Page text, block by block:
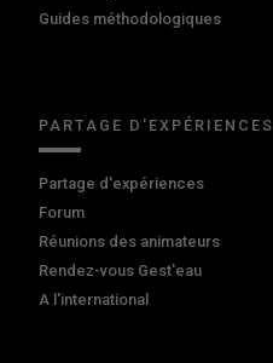
Guides méthodologiques
PARTAGE D'EXPÉRIENCES
Partage d'expériences
Forum
Réunions des animateurs
Rendez-vous Gest'eau
A l'international